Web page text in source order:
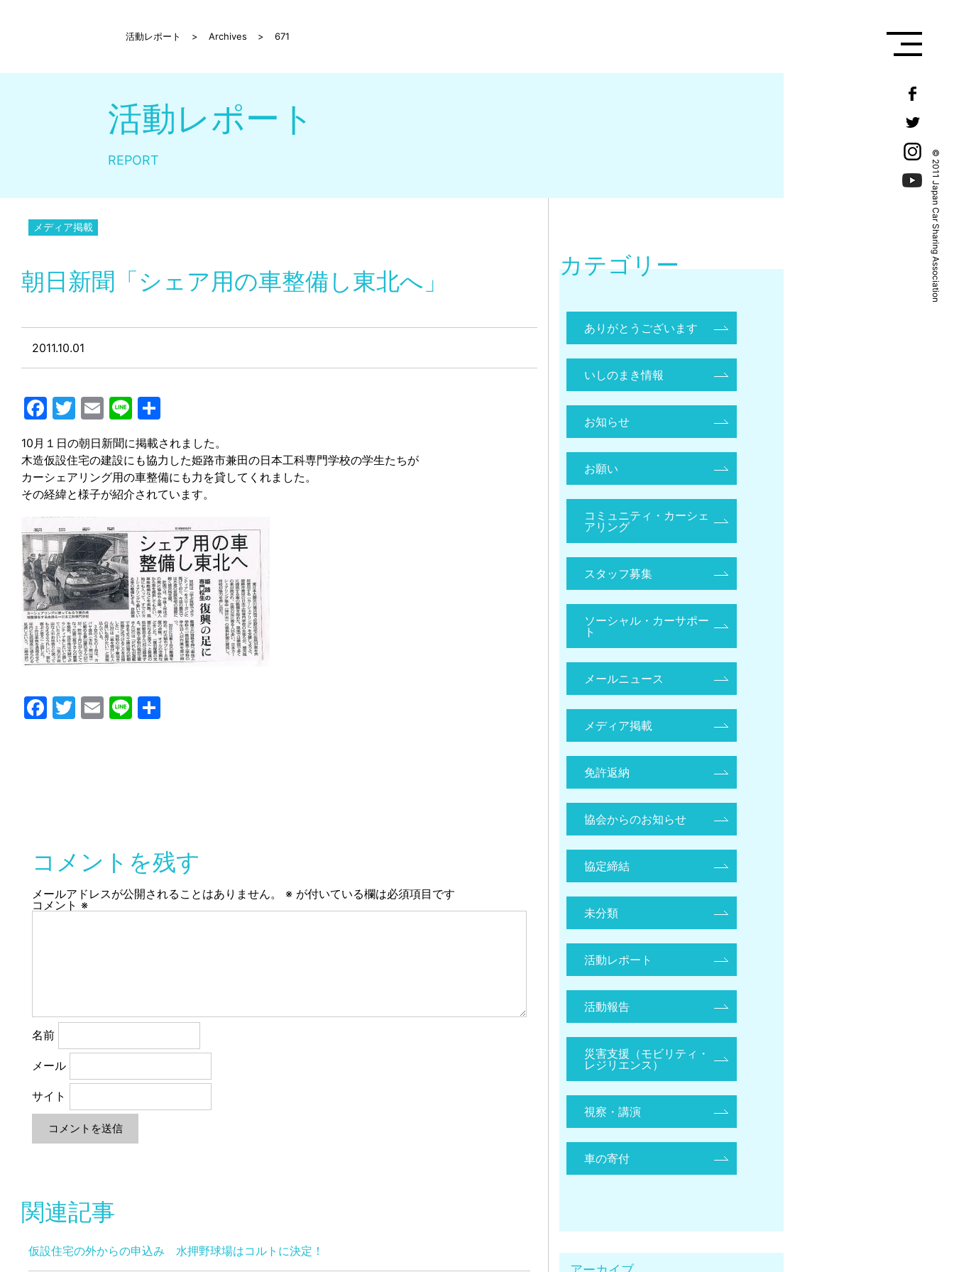
© 2011 Japan Car Sharing Association
活動レポート > Archives > 671
活動レポート
REPORT
メディア掲載
朝日新聞「シェア用の車整備し東北へ」
2011.10.01
Facebook
Twitter
Email
Line
10月１日の朝日新聞に掲載されました。
木造仮設住宅の建設にも協力した姫路市兼田の日本工科専門学校の学生たちが
カーシェアリング用の車整備にも力を貸してくれました。
その経緯と様子が紹介されています。
Facebook
Twitter
Email
Line
コメントを残す
メールアドレスが公開されることはありません。 ※ が付いている欄は必須項目です
コメント ※
名前
メール
サイト
関連記事
仮設住宅の外からの申込み 水押野球場はコルトに決定！
カテゴリー
ありがとうございます
いしのまき情報
お知らせ
お願い
コミュニティ・カーシェ
アリング
スタッフ募集
ソーシャル・カーサポー
ト
メールニュース
メディア掲載
免許返納
協会からのお知らせ
協定締結
未分類
活動レポート
活動報告
災害支援（モビリティ・
レジリエンス）
視察・講演
車の寄付